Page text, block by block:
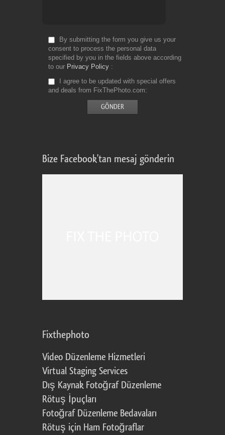
By submitting the form you give us your
consent to process the personal data
specified by you in the fields above according
to our Privacy Policy
I agree to be updated with special offers
and deals from FixThePhoto.com
Bize Facebook'tan mesaj gönderin
Fixthephoto
Video Düzenleme Hizmetleri
Virtual Staging Services
Dış Kaynak Fotoğraf Düzenleme
Rötuş İpuçları
Fotoğraf Düzenleme Bedavaları
Rötuş için Ham Fotoğraflar